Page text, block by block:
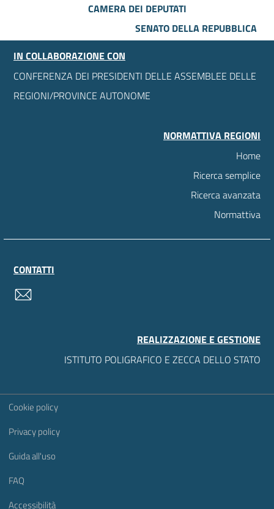
CAMERA DEI DEPUTATI
SENATO DELLA REPUBBLICA
IN COLLABORAZIONE CON
CONFERENZA DEI PRESIDENTI DELLE ASSEMBLEE DELLE
REGIONI/PROVINCE AUTONOME
NORMATTIVA REGIONI
Home
Ricerca semplice
Ricerca avanzata
Normattiva
CONTATTI
REALIZZAZIONE E GESTIONE
ISTITUTO POLIGRAFICO E ZECCA DELLO STATO
Sezione Link Utili
Cookie policy
Privacy policy
Guida all'uso
FAQ
Accessibilità